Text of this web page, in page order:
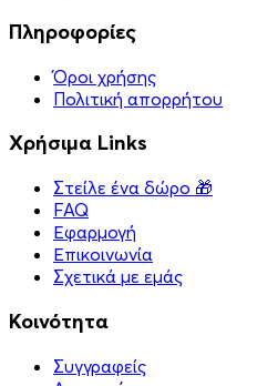
Πληροφορίες
Όροι χρήσης
Πολιτική απορρήτου
Χρήσιμα Links
Στείλε ένα δώρο 🎁
FAQ
Εφαρμογή
Επικοινωνία
Σχετικά με εμάς
Κοινότητα
Συγγραφείς